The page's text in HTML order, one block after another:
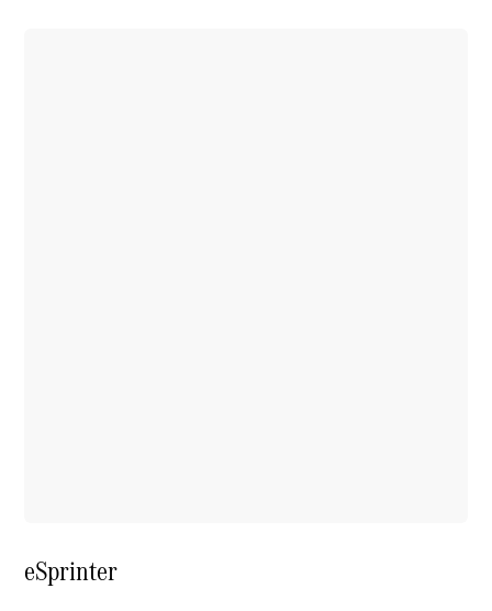
eSprinter